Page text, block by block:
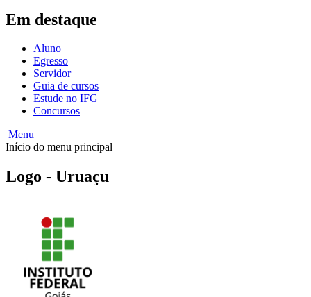
Em destaque
Aluno
Egresso
Servidor
Guia de cursos
Estude no IFG
Concursos
Menu
Início do menu principal
Logo - Uruaçu